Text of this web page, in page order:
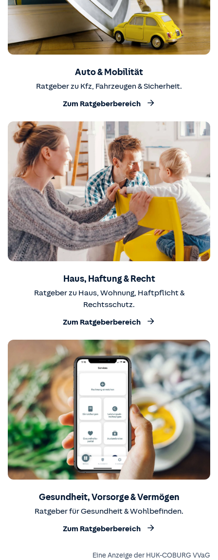
Auto & Mobilität
Ratgeber zu Kfz, Fahrzeugen & Sicherheit.
Zum Ratgeberbereich
Haus, Haftung & Recht
Ratgeber zu Haus, Wohnung, Haftpflicht &
Rechtsschutz.
Zum Ratgeberbereich
Gesundheit, Vorsorge & Vermögen
Ratgeber für Gesundheit & Wohlbefinden.
Zum Ratgeberbereich
Eine Anzeige der HUK-COBURG VVaG